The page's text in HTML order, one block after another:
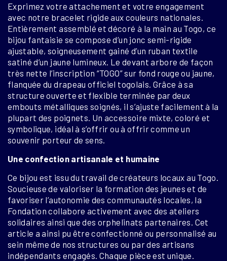
Exprimez votre attachement et votre engagement
avec notre bracelet rigide aux couleurs nationales.
Entièrement assemblé et décoré à la main au Togo, ce
bijou fantaisie se compose d’un jonc semi-rigide
ajustable, soigneusement gainé d’un ruban textile
satiné d’un jaune lumineux. Le devant arbore de façon
très nette l’inscription “TOGO” sur fond rouge ou jaune,
flanquée du drapeau officiel togolais. Grâce à sa
structure ouverte et flexible terminée par deux
embouts métalliques soignés, il s’ajuste facilement à la
plupart des poignets. Un accessoire mixte, coloré et
symbolique, idéal à s’offrir ou à offrir comme un
souvenir porteur de sens.
Une confection artisanale et humaine
Ce bijou est issu du travail de créateurs locaux au Togo.
Soucieuse de valoriser la formation des jeunes et de
favoriser l’autonomie des communautés locales, la
Fondation collabore activement avec des ateliers
solidaires ainsi que des orphelinats partenaires. Cet
article a ainsi pu être confectionné ou personnalisé au
sein même de nos structures ou par des artisans
indépendants engagés. Chaque pièce est unique.